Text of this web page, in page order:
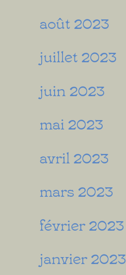
août 2023
juillet 2023
juin 2023
mai 2023
avril 2023
mars 2023
février 2023
janvier 2023